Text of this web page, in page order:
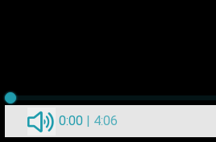
0:00 | 4:06